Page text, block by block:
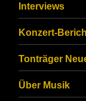
that
you
are
human.
Interviews
Konzert-
Tonträger
Über Musik